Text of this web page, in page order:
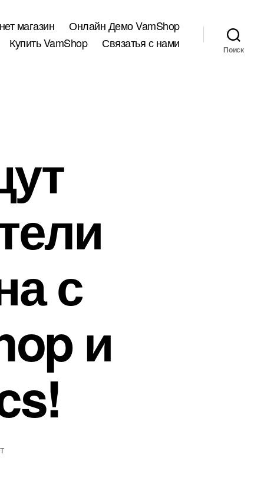
магазин
Онлайн Демо VamShop
Купить VamShop
Связатья с нами Поиск
с
и